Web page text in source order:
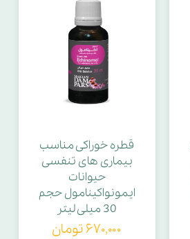
قطره خوراکی مناسب
بیماری های تنفسی
حیوانات
ایمونواکینامول حجم
30 میلی لیتر
۶۷۰,۰۰۰ تومان